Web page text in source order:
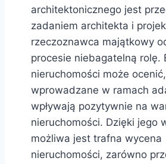
architektonicznego jest
zadaniem architekta i
rzeczoznawca majątkowy
procesie niebagatelną rolę.
nieruchomości może
wprowadzane w ramach
wpływają pozytywnie na
nieruchomości. Dzięki jego
możliwa jest trafna wycena
nieruchomości, zarówno